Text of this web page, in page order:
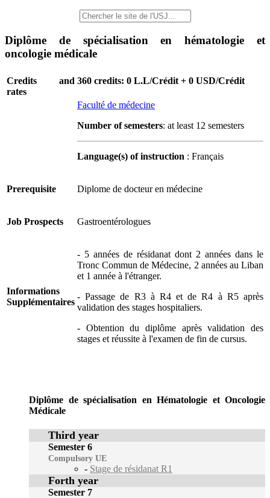
Diplôme de spécialisation en hématologie et
oncologie médicale
Credits and
rates
360 credits: 0 L.L/Crédit + 0 USD/Crédit
Faculté de médecine
Number of semesters: at least 12 semesters
Language(s) of instruction : Français
Prerequisite Diplome de docteur en médecine
Job Prospects Gastroentérologues
Informations
Supplémentaires
- 5 années de résidanat dont 2 années dans le
Tronc Commun de Médecine, 2 années au Liban
et 1 année à l'étranger.
- Passage de R3 à R4 et de R4 à R5 après
validation des stages hospitaliers.
- Obtention du diplôme après validation des
stages et réussite à l'examen de fin de cursus.
Diplôme de spécialisation en Hématologie et Oncologie
Médicale
Third year
Semester 6
Compulsory UE
- Stage de résidanat R1
Forth year
Semester 7